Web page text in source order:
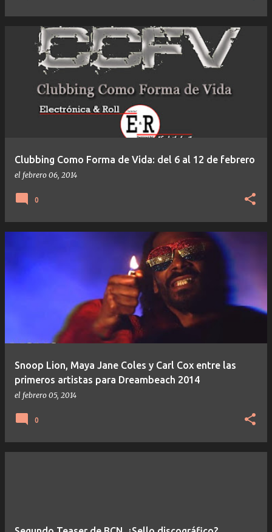
Clubbing Como Forma de Vida: del 6 al 12 de febrero
el febrero 06, 2014
0
Snoop Lion, Maya Jane Coles y Carl Cox entre las
primeros artistas para Dreambeach 2014
el febrero 05, 2014
0